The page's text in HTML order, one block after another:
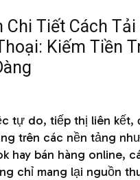
Chi Tiết Cách
Kiếm Tiền
tự do, tiếp thị liên kết,
trên các nền tảng
hay bán hàng online,
chỉ mang lại nguồn